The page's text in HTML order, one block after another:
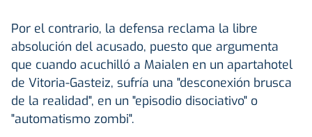
Por el contrario, la defensa reclama la libre
absolución del acusado, puesto que argumenta
que cuando acuchilló a Maialen en un apartahotel
de Vitoria-Gasteiz, sufría una "desconexión brusca
de la realidad", en un "episodio disociativo" o
"automatismo zombi".